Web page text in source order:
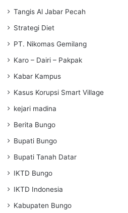
Tangis Al Jabar Pecah
Strategi Diet
PT. Nikomas Gemilang
Karo – Dairi – Pakpak
Kabar Kampus
Kasus Korupsi Smart Village
kejari madina
Berita Bungo
Bupati Bungo
Bupati Tanah Datar
IKTD Bungo
IKTD Indonesia
Kabupaten Bungo